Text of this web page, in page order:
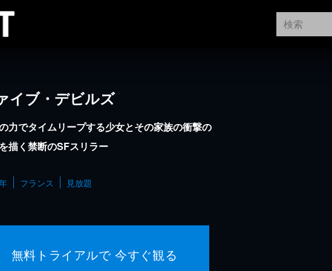
イブ・デビルズ
力でタイムリープする少女とその家族の衝撃の
描く禁断のSFスリラー
フランス 見放題
無料トライアルで 今すぐ観る